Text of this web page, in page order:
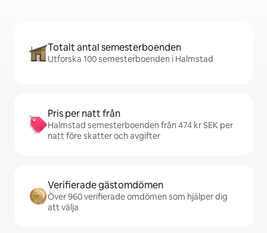
Totalt antal semesterboenden
Utforska 100 semesterboenden i Halmstad
Pris per natt från
Halmstad semesterboenden från 474 kr SEK per
natt före skatter och avgifter
Verifierade gästomdömen
Över 960 verifierade omdömen som hjälper dig
att välja